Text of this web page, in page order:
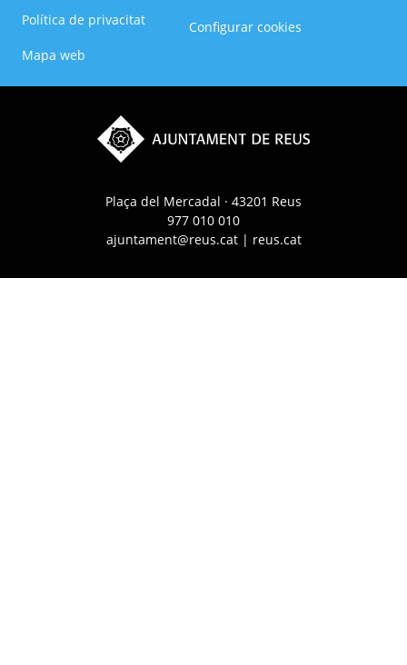
del
Política de privacitat
Configurar cookies
Mapa web
Plaça del Mercadal · 43201 Reus
977 010 010
ajuntament@reus.cat| reus.cat